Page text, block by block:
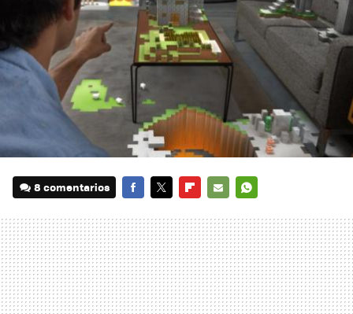
8 comentarios
MAIL